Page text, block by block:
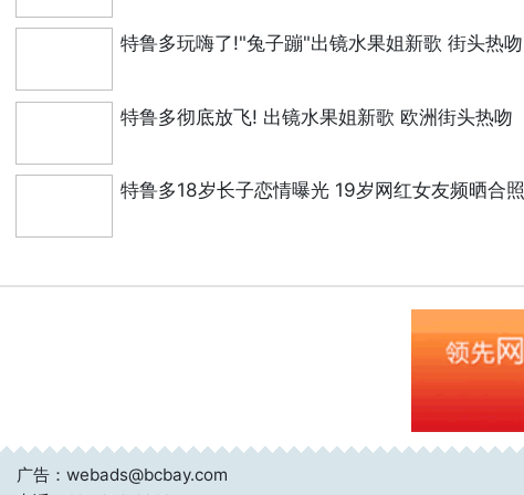
特鲁多玩嗨了!"兔子蹦"出镜水果姐新歌 街头热吻
特鲁多彻底放飞! 出镜水果姐新歌 欧洲街头热吻
特鲁多18岁长子恋情曝光 19岁网红女友频晒合照
广告：webads@bcbay.com